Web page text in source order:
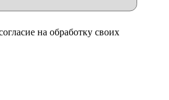
на обработку своих